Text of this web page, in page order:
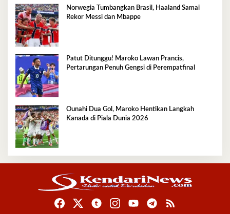
Norwegia Tumbangkan Brasil, Haaland Samai
Rekor Messi dan Mbappe
Patut Ditunggu! Maroko Lawan Prancis,
Pertarungan Penuh Gengsi di Perempatfinal
Ounahi Dua Gol, Maroko Hentikan Langkah
Kanada di Piala Dunia 2026